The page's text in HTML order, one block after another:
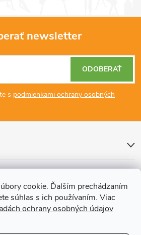
cookie. Ďalším prechádzaním
súhlas s ich používaním. Viac
ochrany osobných údajov
newsletter
s podmienkami ochrany osobných
ODOBERAŤ